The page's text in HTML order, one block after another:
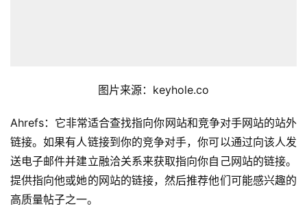
图片来源：keyhole.co
Ahrefs：它非常适合查找指向你网站和竞争对手网站的站外
链接。如果有人链接到你的竞争对手，你可以通过向该人发
送电子邮件并建立融洽关系来获取指向你自己网站的链接。
提供指向他或她的网站的链接，然后推荐他们可能感兴趣的
高质量帖子之一。